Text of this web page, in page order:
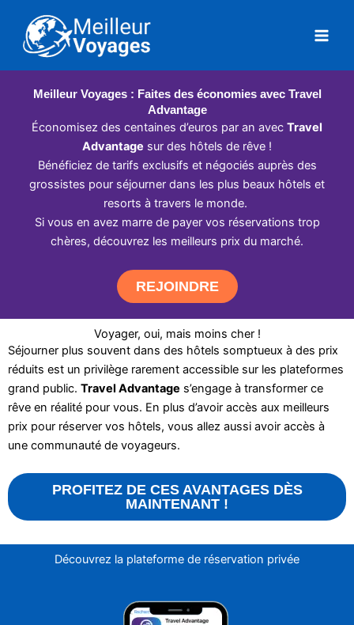
contenu
Meilleur Voyages : Faites des économies avec Travel
Advantage
Économisez des centaines d’euros par an avec Travel
Advantage sur des hôtels de rêve !
Bénéficiez de tarifs exclusifs et négociés auprès des
grossistes pour séjourner dans les plus beaux hôtels et
resorts à travers le monde.
Si vous en avez marre de payer vos réservations trop
chères, découvrez les meilleurs prix du marché.
REJOINDRE
Voyager, oui, mais moins cher !
Séjourner plus souvent dans des hôtels somptueux à des prix
réduits est un privilège rarement accessible sur les plateformes
grand public. Travel Advantage s’engage à transformer ce
rêve en réalité pour vous. En plus d’avoir accès aux meilleurs
prix pour réserver vos hôtels, vous allez aussi avoir accès à
une communauté de voyageurs.
PROFITEZ DE CES AVANTAGES DÈS
MAINTENANT !
Découvrez la plateforme de réservation privée